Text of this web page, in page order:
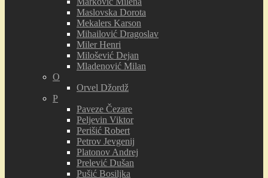
Maslovska Dorota
Mekalers Karson
Mihailović Dragoslav
Miler Henri
Milošević Dejan
Mladenović Milan
O
Orvel Džordž
P
Paveze Čezare
Peljevin Viktor
Perišić Robert
Petrov Jevgenij
Platonov Andrej
Prelević Dušan
Pušić Bosiljka